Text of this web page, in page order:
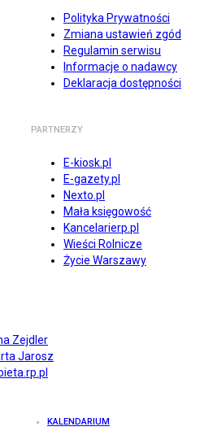
Polityka Prywatności
Zmiana ustawień zgód
Regulamin serwisu
Informacje o nadawcy
Deklaracja dostępności
PARTNERZY
E-kiosk.pl
E-gazety.pl
Nexto.pl
Mała księgowość
Kancelarierp.pl
Wieści Rolnicze
Życie Warszawy
Zejdler
Jarosz
KALENDARIUM